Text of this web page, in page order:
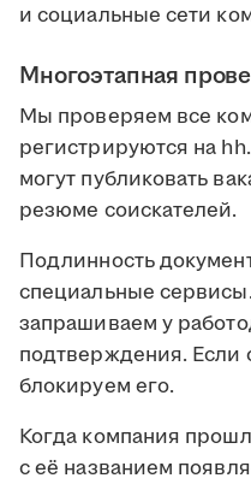
и социальные сети
Многоэтапная
Мы проверяем все
регистрируются на
могут публиковать
резюме соискателей.
Подлинность
специальные
запрашиваем у
подтверждения. Если
блокируем его.
Когда компания
с её названием